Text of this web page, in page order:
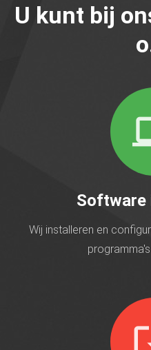
U kunt bij
Software
Wij installeren en